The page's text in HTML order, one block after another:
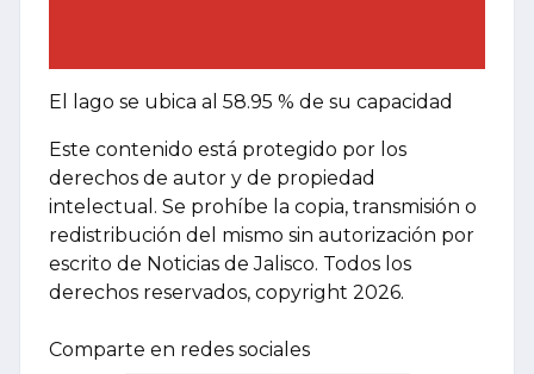
El lago se ubica al 58.95 % de su capacidad
Este contenido está protegido por los
derechos de autor y de propiedad
intelectual. Se prohíbe la copia, transmisión o
redistribución del mismo sin autorización por
escrito de Noticias de Jalisco. Todos los
derechos reservados, copyright 2026.
Comparte en redes sociales